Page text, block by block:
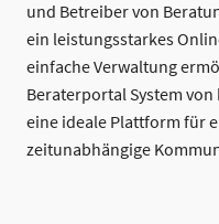
und Betreiber von
ein leistungsstarkes
einfache Verwaltung
Beraterportal System
eine ideale Plattform für
zeitunabhängige